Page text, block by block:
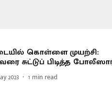
கொள்ளை முயற்சி:
சுட்டுப் பிடித்த
2023 1 min read